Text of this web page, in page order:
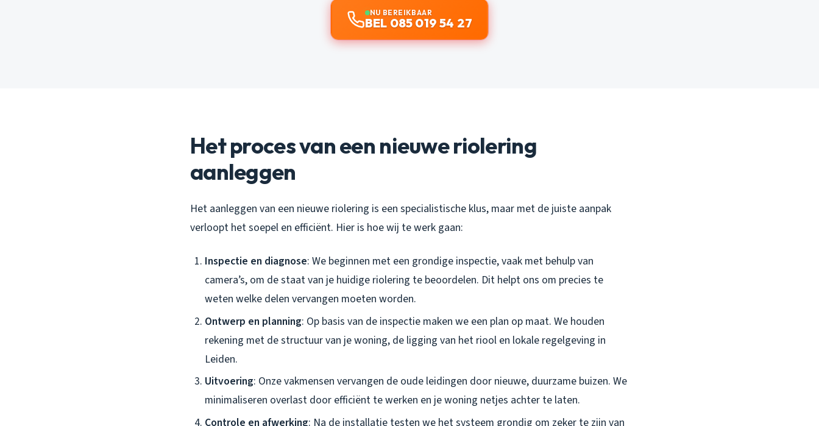
NU BEREIKBAAR
BEL 085 019 54 27
Het proces van een nieuwe riolering
aanleggen
Het aanleggen van een nieuwe riolering is een specialistische klus, maar met de juiste aanpak
verloopt het soepel en efficiënt. Hier is hoe wij te werk gaan:
Inspectie en diagnose: We beginnen met een grondige inspectie, vaak met behulp van
camera’s, om de staat van je huidige riolering te beoordelen. Dit helpt ons om precies te
weten welke delen vervangen moeten worden.
Ontwerp en planning: Op basis van de inspectie maken we een plan op maat. We houden
rekening met de structuur van je woning, de ligging van het riool en lokale regelgeving in
Leiden.
Uitvoering: Onze vakmensen vervangen de oude leidingen door nieuwe, duurzame buizen. We
minimaliseren overlast door efficiënt te werken en je woning netjes achter te laten.
Controle en afwerking: Na de installatie testen we het systeem grondig om zeker te zijn van